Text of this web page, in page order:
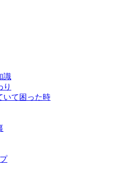
識
り
いて困った時